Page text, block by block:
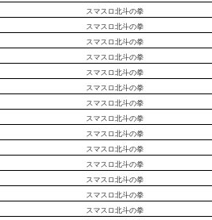
スマスロ北斗の拳
スマスロ北斗の拳
スマスロ北斗の拳
スマスロ北斗の拳
スマスロ北斗の拳
スマスロ北斗の拳
スマスロ北斗の拳
スマスロ北斗の拳
スマスロ北斗の拳
スマスロ北斗の拳
スマスロ北斗の拳
スマスロ北斗の拳
スマスロ北斗の拳
スマスロ北斗の拳